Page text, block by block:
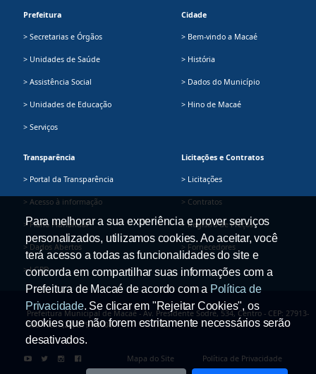
Prefeitura
> Secretarias e Órgãos
> Unidades de Saúde
> Assistência Social
> Unidades de Educação
> Serviços
Cidade
> Bem-vindo a Macaé
> História
> Dados do Município
> Hino de Macaé
Transparência
> Portal da Transparência
> Acesso à informação
> Plano Plurianual
> Dados Abertos
> LGPD
Licitações e Contratos
> Licitações
> Contratos
> Registro de Preços
> Fornecedores
Prefeitura Municipal de Macaé - Av. Presidente Sodré, 534, Centro - CEP: 27913-
080 - Tel.: (22) 2791-9008
Mapa do Site Política de Privacidade
Para melhorar a sua experiência e prover serviços
personalizados, utilizamos cookies. Ao aceitar, você
terá acesso a todas as funcionalidades do site e
concorda em compartilhar suas informações com a
Prefeitura de Macaé de acordo com a Política de
Privacidade. Se clicar em "Rejeitar Cookies", os
cookies que não forem estritamente necessários serão
desativados.